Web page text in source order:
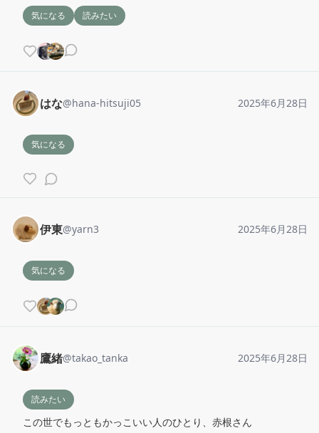
気になる 読みたい
はな@hana-hitsuji05 2025年6月28日
気になる
伊東@yarn3 2025年6月28日
気になる
鷹緒@takao_tanka 2025年6月28日
読みたい
この世でもっともかっこいい人のひとり、赤根さん